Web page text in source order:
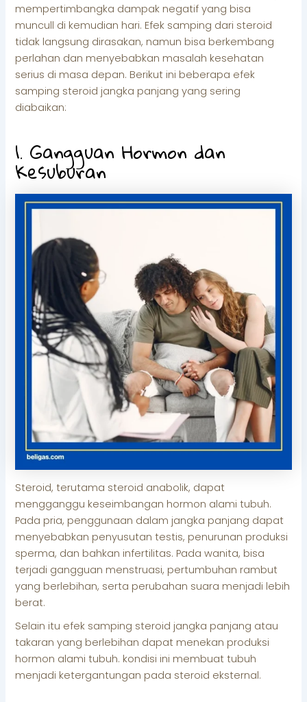
mempertimbangka dampak negatif yang bisa
muncull di kemudian hari. Efek samping dari steroid
tidak langsung dirasakan, namun bisa berkembang
perlahan dan menyebabkan masalah kesehatan
serius di masa depan. Berikut ini beberapa efek
samping steroid jangka panjang yang sering
diabaikan:
1. Gangguan Hormon dan
Kesuburan
Steroid, terutama steroid anabolik, dapat
mengganggu keseimbangan hormon alami tubuh.
Pada pria, penggunaan dalam jangka panjang dapat
menyebabkan penyusutan testis, penurunan produksi
sperma, dan bahkan infertilitas. Pada wanita, bisa
terjadi gangguan menstruasi, pertumbuhan rambut
yang berlebihan, serta perubahan suara menjadi lebih
berat.
Selain itu efek samping steroid jangka panjang atau
takaran yang berlebihan dapat menekan produksi
hormon alami tubuh. kondisi ini membuat tubuh
menjadi ketergantungan pada steroid eksternal.